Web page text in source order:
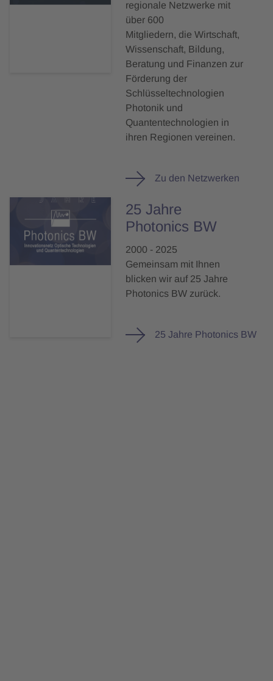
regionale Netzwerke mit
über 600
Mitgliedern, die Wirtschaft,
Wissenschaft, Bildung,
Beratung und Finanzen zur
Förderung der
Schlüsseltechnologien
Photonik und
Quantentechnologien in
ihren Regionen vereinen.
Zu den Netzwerken
25 Jahre
Photonics BW
2000 - 2025
Gemeinsam mit Ihnen
blicken wir auf 25 Jahre
Photonics BW zurück.
25 Jahre Photonics BW